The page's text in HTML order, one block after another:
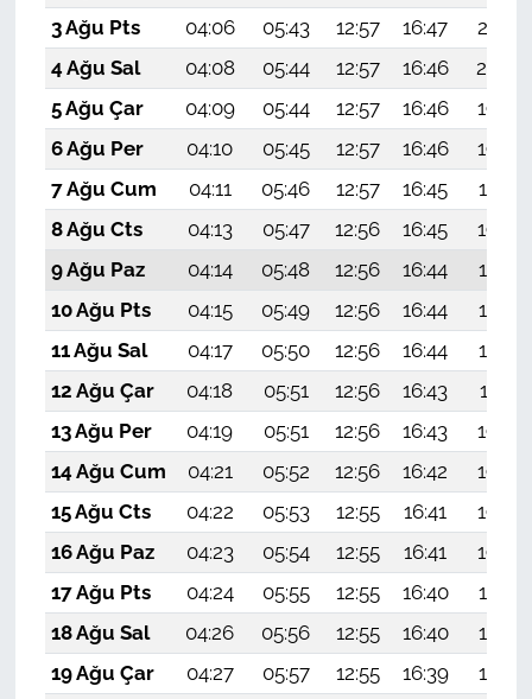
3 Ağu Pts
04:06 05:43 12:57 16:47
20:01
4 Ağu Sal
04:08 05:44 12:57 16:46
20:00
5 Ağu Çar
04:09 05:44 12:57 16:46
19:59
6 Ağu Per
04:10 05:45 12:57 16:46
19:58
7 Ağu Cum
04:11 05:46 12:57 16:45
19:57
8 Ağu Cts
04:13 05:47 12:56 16:45
19:56
9 Ağu Paz
04:14 05:48 12:56 16:44
19:55
10 Ağu Pts
04:15 05:49 12:56 16:44
19:54
11 Ağu Sal
04:17 05:50 12:56 16:44
19:52
12 Ağu Çar
04:18 05:51 12:56 16:43
19:51
13 Ağu Per
04:19 05:51 12:56 16:43
19:50
14 Ağu Cum
04:21 05:52 12:56 16:42
19:49
15 Ağu Cts
04:22 05:53 12:55 16:41
19:48
16 Ağu Paz
04:23 05:54 12:55 16:41
19:46
17 Ağu Pts
04:24 05:55 12:55 16:40
19:45
18 Ağu Sal
04:26 05:56 12:55 16:40
19:44
19 Ağu Çar
04:27 05:57 12:55 16:39
19:42